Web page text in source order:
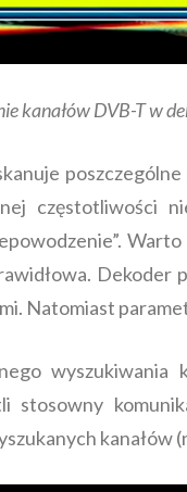
kanałów DVB-T w
częstotliwości
Dekoder
Natomiast
wyszukiwania
stosowny
kanałów